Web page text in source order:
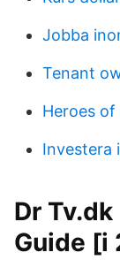
Jobba
Tenant
Heroes
Investera
Dr
Guide [i